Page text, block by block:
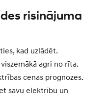
risinājuma
kad uzlādēt.
agri no rīta.
cenas prognozes.
savu elektrību un